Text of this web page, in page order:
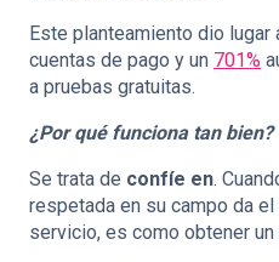
Este planteamiento dio lugar
cuentas de pago y un 701%
a pruebas gratuitas.
¿Por qué funciona tan bien?
Se trata de confíe en.
respetada en su campo da
servicio, es como obtener un